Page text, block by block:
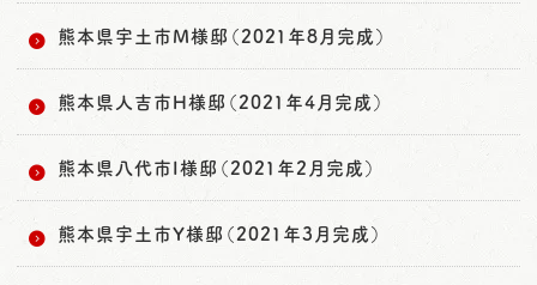
熊本県宇土市M様邸（2021年8月完成）
熊本県人吉市H様邸（2021年4月完成）
熊本県八代市I様邸（2021年2月完成）
熊本県宇土市Y様邸（2021年3月完成）